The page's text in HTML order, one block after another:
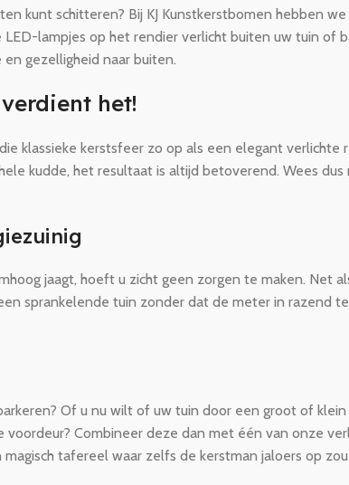
kunt schitteren? Bij KJ Kunstkerstbomen hebben
lampjes op het rendier verlicht buiten uw tuin of
gezelligheid naar buiten.
het!
klassieke kerstsfeer zo op als een elegant
kudde, het resultaat is altijd betoverend. Wees
jaagt, hoeft u zicht geen zorgen te maken. Net
sprankelende tuin zonder dat de meter in razend
Of u nu wilt of uw tuin door een groot of
Combineer deze dan met één van onze
tafereel waar zelfs de kerstman jaloers op zou